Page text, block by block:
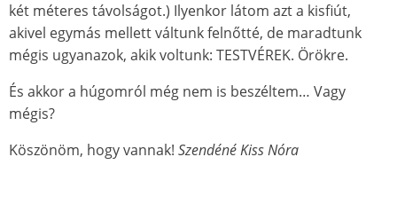
két méteres távolságot.) Ilyenkor látom azt a kisfiút,
akivel egymás mellett váltunk felnőtté, de maradtunk
mégis ugyanazok, akik voltunk: TESTVÉREK. Örökre.
És akkor a húgomról még nem is beszéltem… Vagy
mégis?
Köszönöm, hogy vannak! Szendéné Kiss Nóra